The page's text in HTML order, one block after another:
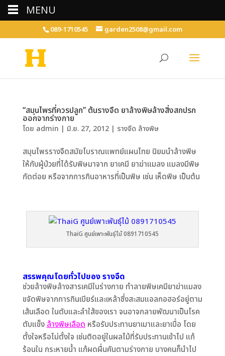
089-1710545 garden2508@gmail.com
“สมุนไพรที่ควรปลูก” ต้นรางจืด ยาล้างพิษล้างสิ่งสกปรก
ออกจากร่างกาย
โดย admin | มิ.ย. 27, 2012| รางจืด ล้างพิษ
สมุนไพรรางจืดสมัยโบราณแพทย์แผนไทย นิยมนำล้างพิษ
ให้กับผู้ป่วยที่ได้รับพิษมาจาก ยาเคมี ยาฆ่าแมลง แมลงมีพิษ
กัดต่อย หรือจากการกินอาหารที่เป็นพิษ เช่น เห็ดพิษ เป็นต้น
ThaiG ศูนย์เพาะพันธุ์ไม้ 0891710545
สรรพคุณโดยทั่วไปของ รางจืด
ช่วยล้างพิษล้างสารเคมีในร่างกาย ทำลายพิษเคมียาฆ่าแมลง
ขจัดพิษจากการกินเบียร์และเหล้าซึ่งสะสมแอลกอฮอร์อยู่ตาม
เส้นเลือด ในตับและลำใส้ของเรา จนอาจกลายพัฒนาเป็นโรค
ตับแข็งล้างพิษเลือดหรือรับประทานยาเมาและยาเบื่อ โดย
ตั้งใจหรือไม่ตั้งใจ เช่นติดอยู่ในผลไม้ที่รับประทานเข้าไป แก้
ร้อนใน กระหายน้ำ แก้ผดผื่นคันตามร่างกาย บางคนก็นำไป
MENU